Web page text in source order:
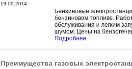
19.09.2014
Бензиновые
бензиновом топливе.
обслуживания и легким
шумом. Цены на
Подробнее
Преимущества газовых